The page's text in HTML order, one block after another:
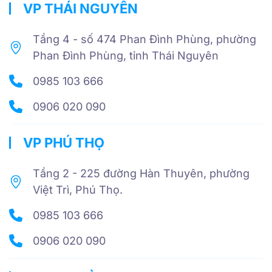
VP THÁI NGUYÊN
Tầng 4 - số 474 Phan Đình Phùng, phường
Phan Đình Phùng, tỉnh Thái Nguyên
0985 103 666
0906 020 090
VP PHÚ THỌ
Tầng 2 - 225 đường Hàn Thuyên, phường
Việt Trì, Phú Thọ.
0985 103 666
0906 020 090